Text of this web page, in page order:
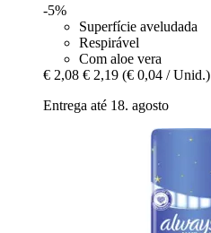
-5%
Superfície aveludada
Respirável
Com aloe vera
€ 2,08 € 2,19 (€ 0,04 / Unid.)
Entrega até 18. agosto